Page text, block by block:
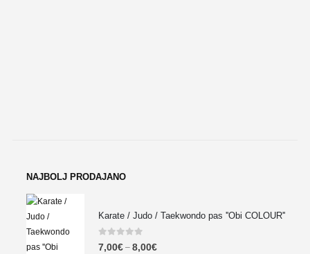
NAJBOLJ PRODAJANO
Karate / Judo / Taekwondo pas ''Obi COLOUR''
0out of 5
7,00€ – 8,00€